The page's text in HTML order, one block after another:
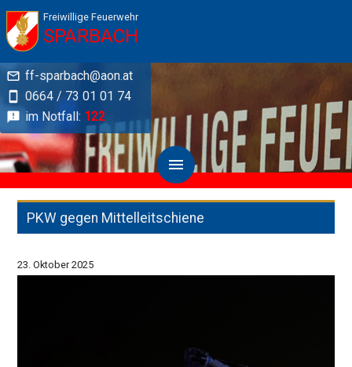
Freiwillige Feuerwehr
SPARBACH
ff-sparbach@aon.at
0664 / 73 01 01 74
im Notfall: 122
PKW gegen Mittelleitschiene
23. Oktober 2025